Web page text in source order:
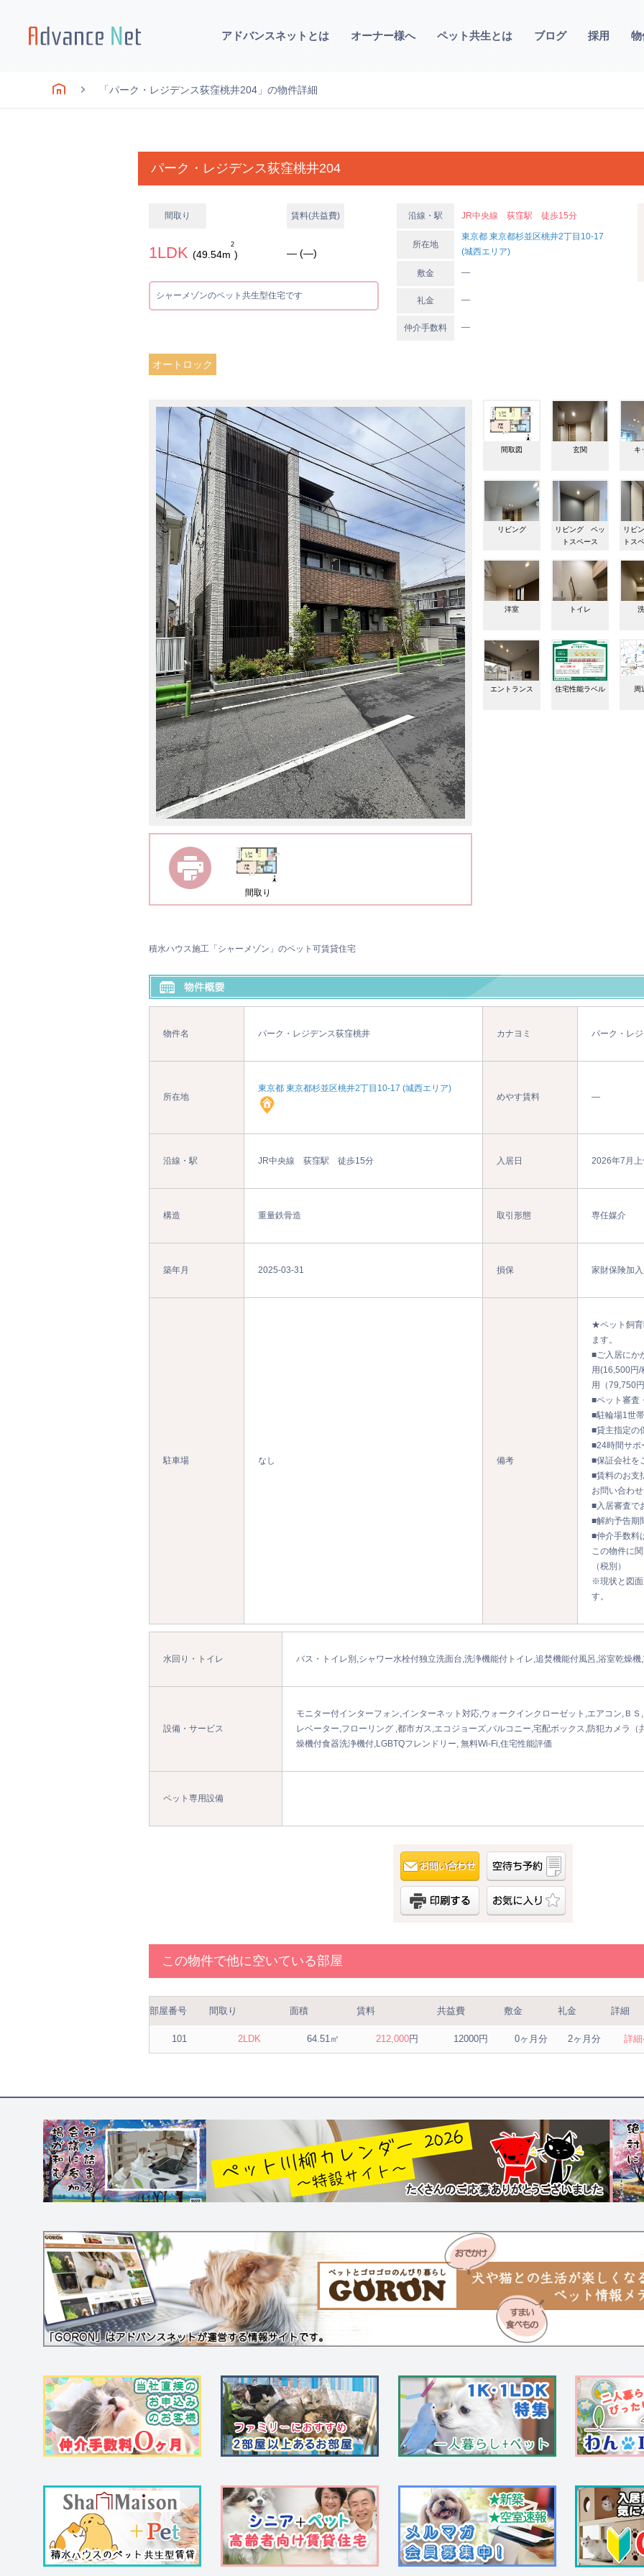
アドバンスネットとは オーナー様へ ペット共生とは ブログ 採用 物
「パーク・レジデンス荻窪桃井204」の物件詳細
パーク・レジデンス荻窪桃井204
間取り 賃料(共益費)
1LDK (49.54m
2
) ― (―)
シャーメゾンのペット共生型住宅です
沿線・駅 JR中央線 荻窪駅 徒歩15分
所在地
東京都 東京都杉並区桃井2丁目10-17
(城西エリア)
敷金 ―
礼金 ―
仲介手数料 ―
オートロック
間取り
間取図 玄関 キ
リビング
リビング ペッ
トスペース
リビ
トス
洋室 トイレ
エントランス 住宅性能ラベル 周
積水ハウス施工「シャーメゾン」のペット可賃貸住宅
物件名 パーク・レジデンス荻窪桃井 カナヨミ パーク・レ
所在地
東京都 東京都杉並区桃井2丁目10-17 (城西エリア)
めやす賃料
―
沿線・駅 JR中央線 荻窪駅 徒歩15分 入居日 2026年7月上
構造 重量鉄骨造 取引形態 専任媒介
築年月 2025-03-31 損保 家財保険加
駐車場 なし 備考
★ペット飼育
ます。
■ご入居にか
用(16,500円/
用（79,750
■ペット審査
■駐輪場1世
■貸主指定の
■24時間サポ
■保証会社を
■賃料のお支
お問い合わ
■入居審査で
■解約予告
■仲介手数料
この物件に
（税別）
※現状と図面
す。
水回り・トイレ バス・トイレ別,シャワー水栓付独立洗面台,洗浄機能付トイレ,追焚機能付風呂,浴室乾燥
設備・サービス
モニター付インターフォン,インターネット対応,ウォークインクローゼット,エアコン,Ｂ
レベーター,フローリング ,都市ガス,エコジョーズ,バルコニー,宅配ボックス,防犯カメラ
燥機付食器洗浄機付,LGBTQフレンドリー, 無料Wi-Fi,住宅性能評価
ペット専用設備
この物件で他に空いている部屋
部屋番号 間取り 面積 賃料 共益費 敷金 礼金 詳細
101 2LDK 64.51㎡ 212,000円 12000円 0ヶ月分 2ヶ月分 詳細